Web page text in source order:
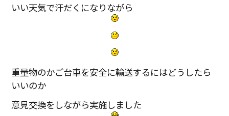
いい天気で汗だくになりながら
重量物のかご台車を安全に輸送するにはどうしたら
いいのか
意見交換をしながら実施しました